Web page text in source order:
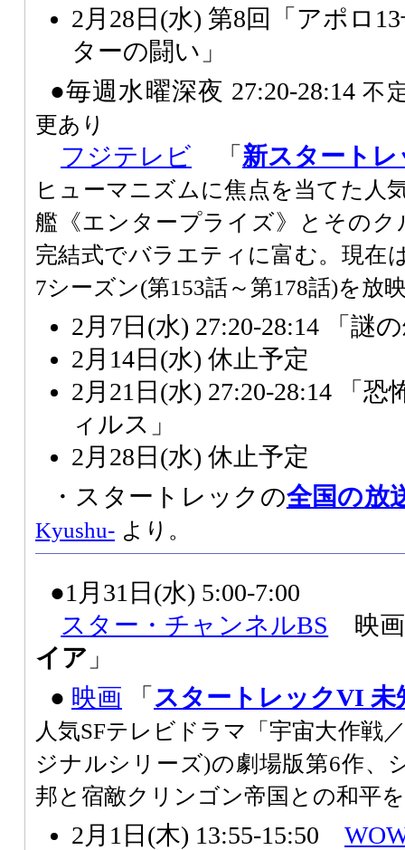
2月28日(水) 第8回「アポロ
ターの闘い」
●毎週水曜深夜 27:20-28:14不
更あり
フジテレビ 「 新スター ト
ヒューマニズムに焦点を当てた人
艦《エンタープライズ》とそのク
完結式でバラエティに富む。現在
7シーズン(第153話～第178話)を放
2月7日(水) 27:20-28:14 「謎
2月14日(水) 休止予定
2月21日(水) 27:20-28:14 「
ィルス」
2月28日(水) 休止予定
・スタートレックの全国の放
Kyushu- より。
●1月31日(水) 5:00-7:00
スター・チャンネルBS 映
イア 」
● 映画 「 スタートレックVI 未
人気SFテレビドラマ「宇宙大作戦
ジナルシリーズ)の劇場版第6作、
邦と宿敵クリンゴン帝国との和平
2月1日(木) 13:55-15:50